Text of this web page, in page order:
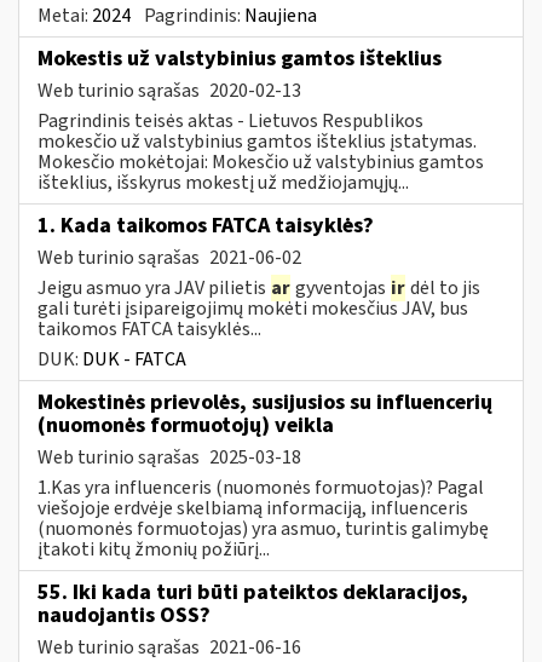
Metai: 2024 Pagrindinis: Naujiena
Mokestis už valstybinius gamtos išteklius
Web turinio sąrašas 2020-02-13
Pagrindinis teisės aktas - Lietuvos Respublikos
mokesčio už valstybinius gamtos išteklius įstatymas.
Mokesčio mokėtojai: Mokesčio už valstybinius gamtos
išteklius, išskyrus mokestį už medžiojamųjų...
1. Kada taikomos FATCA taisyklės?
Web turinio sąrašas 2021-06-02
Jeigu asmuo yra JAV pilietis argyventojas irdėl to jis
gali turėti įsipareigojimų mokėti mokesčius JAV, bus
taikomos FATCA taisyklės...
DUK: DUK - FATCA
Mokestinės prievolės, susijusios su influencerių
(nuomonės formuotojų) veikla
Web turinio sąrašas 2025-03-18
1.Kas yra influenceris (nuomonės formuotojas)? Pagal
viešojoje erdvėje skelbiamą informaciją, influenceris
(nuomonės formuotojas) yra asmuo, turintis galimybę
įtakoti kitų žmonių požiūrį...
55. Iki kada turi būti pateiktos deklaracijos,
naudojantis OSS?
Web turinio sąrašas 2021-06-16